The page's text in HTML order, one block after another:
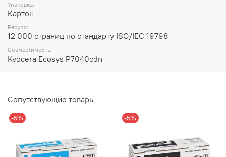
Упаковка:
Картон
Ресурс:
12 000 страниц по стандарту ISO/IEC 19798
Совместимость:
Kyocera Ecosys P7040cdn
Сопутствующие товары
-5% -5%